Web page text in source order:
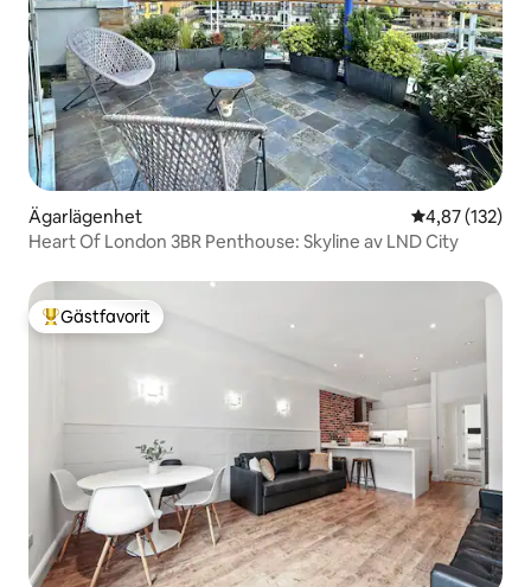
Ägarlägenhet 4,87 av 5 i
4,87 (132)
Heart Of London 3BR Penthouse: Skyline av LND City
Populär gästfavorit
Gästfavorit